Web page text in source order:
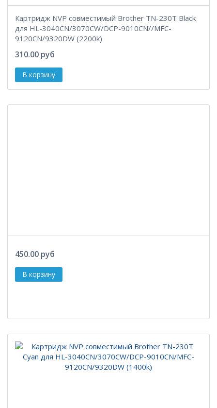
Картридж NVP совместимый Brother TN-230T Black
для HL-3040CN/3070CW/DCP-9010CN//MFC-
9120CN/9320DW (2200k)
310.00 руб
450.00 руб